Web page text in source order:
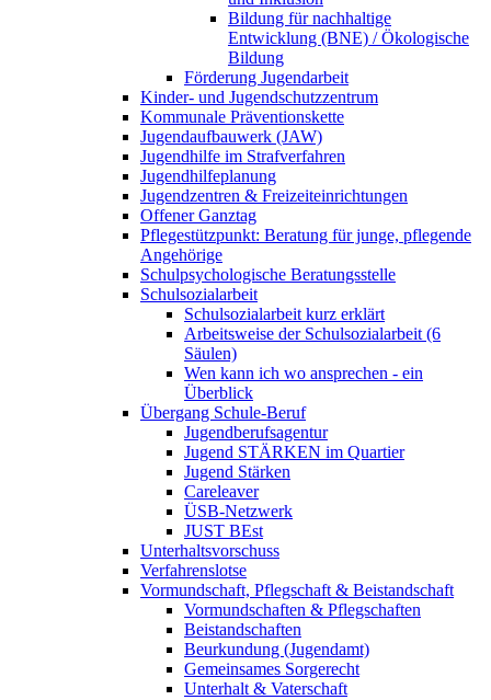
Bildung für nachhaltige
Entwicklung (BNE) / Ökologische
Bildung
Förderung Jugendarbeit
Kinder- und Jugendschutzzentrum
Kommunale Präventionskette
Jugendaufbauwerk (JAW)
Jugendhilfe im Strafverfahren
Jugendhilfeplanung
Jugendzentren & Freizeiteinrichtungen
Offener Ganztag
Pflegestützpunkt: Beratung für junge, pflegende
Angehörige
Schulpsychologische Beratungsstelle
Schulsozialarbeit
Schulsozialarbeit kurz erklärt
Arbeitsweise der Schulsozialarbeit (6
Säulen)
Wen kann ich wo ansprechen - ein
Überblick
Übergang Schule-Beruf
Jugendberufsagentur
Jugend STÄRKEN im Quartier
Jugend Stärken
Careleaver
ÜSB-Netzwerk
JUST BEst
Unterhaltsvorschuss
Verfahrenslotse
Vormundschaft, Pflegschaft & Beistandschaft
Vormundschaften & Pflegschaften
Beistandschaften
Beurkundung (Jugendamt)
Gemeinsames Sorgerecht
Unterhalt & Vaterschaft